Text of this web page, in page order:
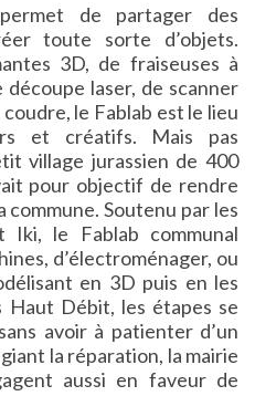
de partager des
toute sorte d’objets.
3D, de fraiseuses à
laser, de scanner
le Fablab est le lieu
et créatifs. Mais pas
village jurassien de 400
pour objectif de rendre
Soutenu par les
Iki, le Fablab communal
d’électroménager, ou
en 3D puis en les
Haut Débit, les étapes se
avoir à patienter d’un
la réparation, la mairie
aussi en faveur de